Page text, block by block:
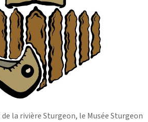
la rivière Sturgeon, le Musée Sturgeon